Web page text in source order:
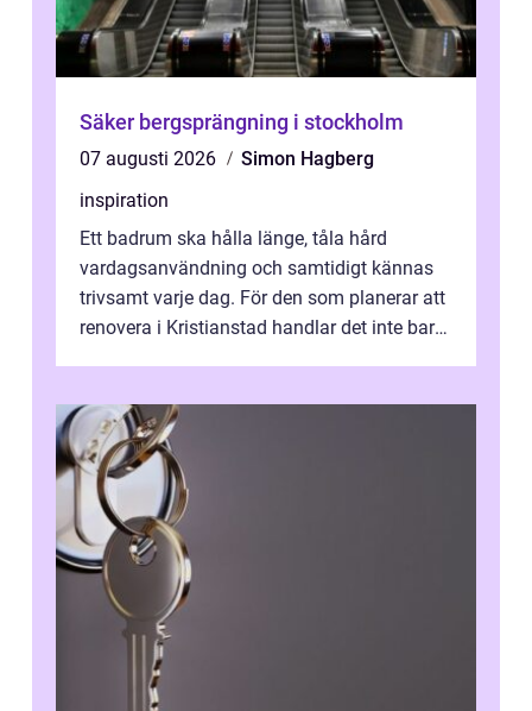
Säker bergsprängning i stockholm
07 augusti 2026
Simon Hagberg
inspiration
Ett badrum ska hålla länge, tåla hård
vardagsanvändning och samtidigt kännas
trivsamt varje dag. För den som planerar att
renovera i Kristianstad handlar det inte bara